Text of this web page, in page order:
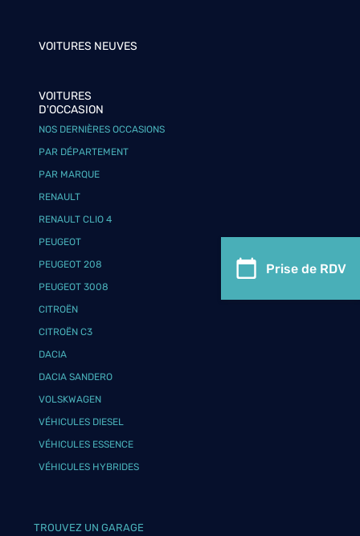
Prise de RDV
VOITURES NEUVES
VOITURES
D'OCCASION
NOS DERNIÈRES OCCASIONS
PAR DÉPARTEMENT
PAR MARQUE
RENAULT
RENAULT CLIO 4
PEUGEOT
PEUGEOT 208
PEUGEOT 3008
CITROËN
CITROËN C3
DACIA
DACIA SANDERO
VOLSKWAGEN
VÉHICULES DIESEL
VÉHICULES ESSENCE
VÉHICULES HYBRIDES
TROUVEZ UN GARAGE